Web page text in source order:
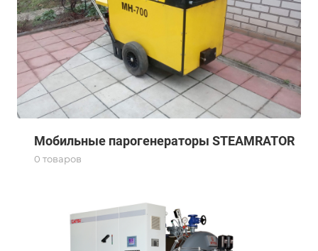
Мобильные парогенераторы STEAMRATOR
0 товаров